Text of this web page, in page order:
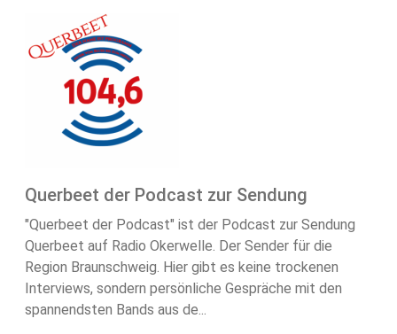
Querbeet der Podcast zur Sendung
"Querbeet der Podcast" ist der Podcast zur Sendung
Querbeet auf Radio Okerwelle. Der Sender für die
Region Braunschweig. Hier gibt es keine trockenen
Interviews, sondern persönliche Gespräche mit den
spannendsten Bands aus de...